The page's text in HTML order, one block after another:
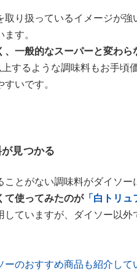
取り扱っているイメージが
す。
一般的なスーパーと変わら
するような調味料もお手頃
すいです。
見つかる
とがない調味料がダイソー
て使ってみたのが「白トリュ
ていますが、ダイソー以外
のおすすめ商品も紹介して